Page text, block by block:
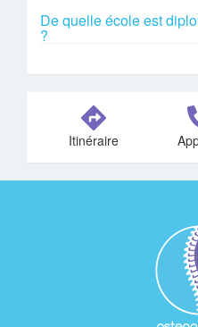
De quelle école est
?
Itinéraire